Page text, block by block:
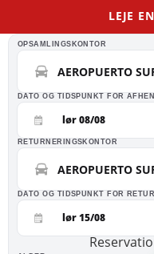
LEJE
OPSAMLINGSKONTOR
AEROPUERTO
DATO OG TIDSPUNKT FOR
lør 08/08
RETURNERINGSKONTOR
AEROPUERTO
DATO OG TIDSPUNKT FOR
lør 15/08